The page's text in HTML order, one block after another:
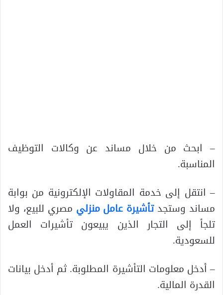
– ابحث من خلال مساند عن وكالات التوظيف
المناسبة.
– انتقل إلى خدمة المقاولات الإلكترونية من بوابة
مساند وستجدتأشيرة عامل منزلي مصري للبيع، ولا
تلجأ إلى التجار الذين يبيعون تأشيرات العمل
للسعودية.
– أدخل معلومات التأشيرة المطلوبة. ثم أدخل بيانات
القدرة المالية.